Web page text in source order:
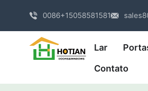
0086+15058581581
Lar
Contato